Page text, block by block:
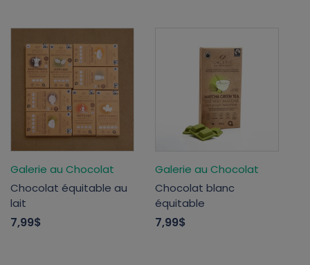
Galerie au Chocolat
Chocolat équitable au
lait
7,99$
Galerie au Chocolat
Chocolat blanc
équitable
7,99$